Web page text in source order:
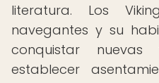
literatura. Los
navegantes y su
conquistar
establecer